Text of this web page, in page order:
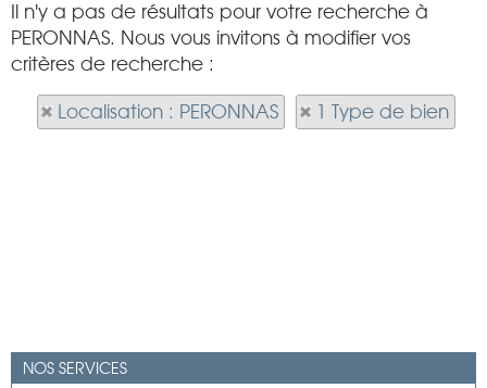
Il n'y a pas de résultats pour votre recherche à
PERONNAS. Nous vous invitons à modifier vos
critères de recherche :
Localisation : PERONNAS 1 Type de bien
NOS SERVICES